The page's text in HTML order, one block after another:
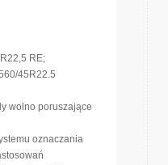
RE;
45R22.5
wolno poruszające
oznaczania